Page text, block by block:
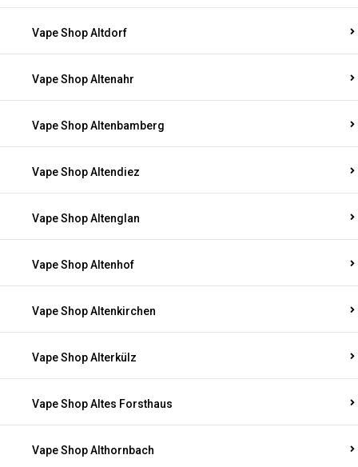
Vape Shop Altdorf
Vape Shop Altenahr
Vape Shop Altenbamberg
Vape Shop Altendiez
Vape Shop Altenglan
Vape Shop Altenhof
Vape Shop Altenkirchen
Vape Shop Alterkülz
Vape Shop Altes Forsthaus
Vape Shop Althornbach